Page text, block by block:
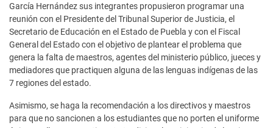
García Hernández sus integrantes propusieron programar una
reunión con el Presidente del Tribunal Superior de Justicia, el
Secretario de Educación en el Estado de Puebla y con el Fiscal
General del Estado con el objetivo de plantear el problema que
genera la falta de maestros, agentes del ministerio público, jueces y
mediadores que practiquen alguna de las lenguas indígenas de las
7 regiones del estado.
Asimismo, se haga la recomendación a los directivos y maestros
para que no sancionen a los estudiantes que no porten el uniforme